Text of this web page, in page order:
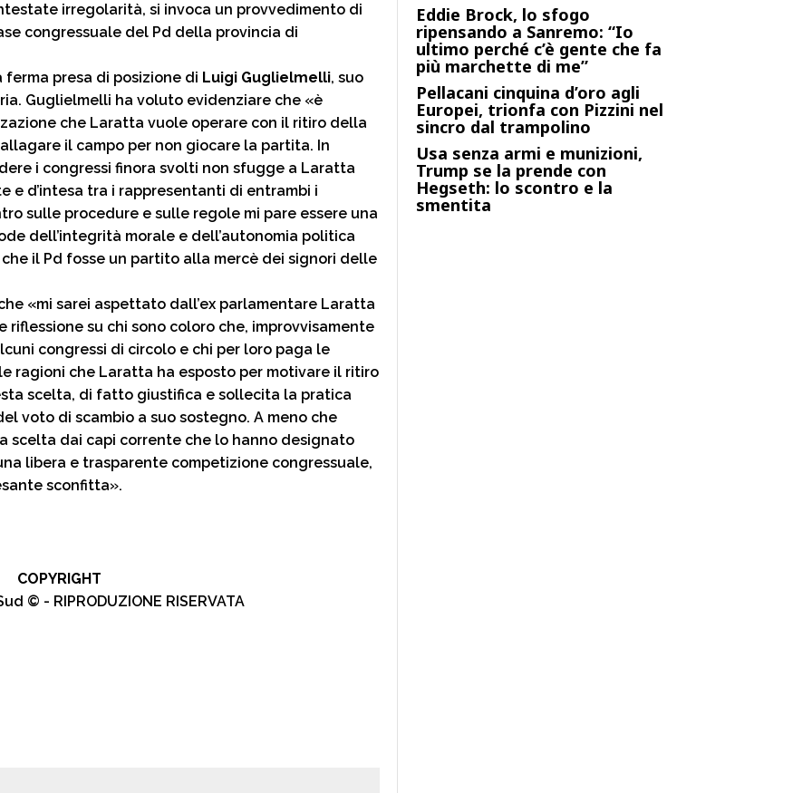
irregolarità, si invoca un provvedimento di
congressuale del Pd della provincia di
presa di posizione di Luigi Guglielmelli, suo
Guglielmelli ha voluto evidenziare che «è
che Laratta vuole operare con il ritiro della
il campo per non giocare la partita. In
i congressi finora svolti non sfugge a Laratta
e d’intesa tra i rappresentanti di entrambi i
sulle procedure e sulle regole mi pare essere una
dell’integrità morale e dell’autonomia politica
il Pd fosse un partito alla mercè dei signori delle
«mi sarei aspettato dall’ex parlamentare Laratta
riflessione su chi sono coloro che, improvvisamente
congressi di circolo e chi per loro paga le
ragioni che Laratta ha esposto per motivare il ritiro
scelta, di fatto giustifica e sollecita la pratica
voto di scambio a suo sostegno. A meno che
scelta dai capi corrente che lo hanno designato
libera e trasparente competizione congressuale,
sconfitta».
COPYRIGHT
© - RIPRODUZIONE RISERVATA
Eddie Brock, lo sfogo
ripensando a Sanremo: “Io
ultimo perché c’è gente che fa
più marchette di me”
Pellacani cinquina d’oro agli
Europei, trionfa con Pizzini nel
sincro dal trampolino
Usa senza armi e munizioni,
Trump se la prende con
Hegseth: lo scontro e la
smentita